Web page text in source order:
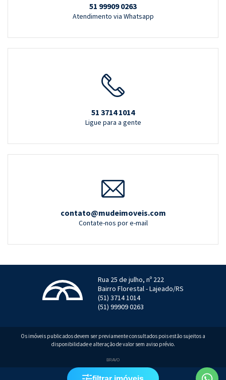
Localizar
51 99909 0263
Atendimento via Whatsapp
51 3714 1014
Ligue para a gente
contato@mudeimoveis.com
Contate-nos por e-mail
Rua 25 de julho, nº 222
Bairro Florestal - Lajeado/RS
(51) 3714 1014
(51) 99909 0263
Os imóveis publicados devem ser previamente consultados pois estão sujeitos a
disponibilidade e alteração de valor sem aviso prévio.
BRAVO